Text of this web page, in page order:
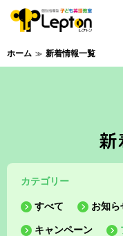
ホーム 新着情報一覧
カテゴリー
すべて お知ら
キャンペーン